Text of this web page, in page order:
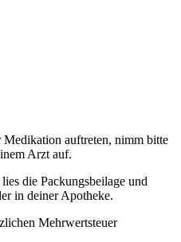
auftreten, nimm bitte
Arzt auf.
die Packungsbeilage und
in deiner Apotheke.
Mehrwertsteuer